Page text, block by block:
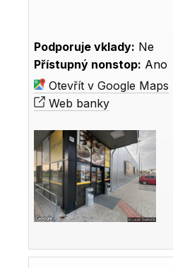
Podporuje vklady: Ne
Přístupný nonstop: Ano
Otevřít v Google Maps
Web banky